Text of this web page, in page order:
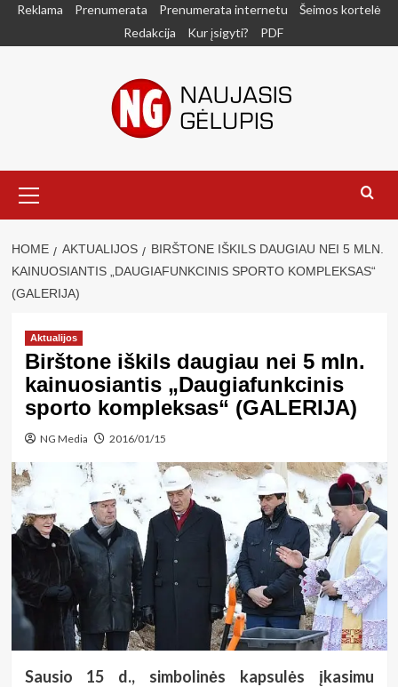
SkipReklama Prenumerata Prenumerata internetu
Šeimos kortelė
Redakcija
Kur įsigyti? PDF
Menu
HOME AKTUALIJOS
BIRŠTONE IŠKILS DAUGIAU NEI 5 MLN.
KAINUOSIANTIS „DAUGIAFUNKCINIS SPORTO KOMPLEKSAS“
(GALERIJA)
Aktualijos
Birštone iškils daugiau nei 5 mln.
kainuosiantis „Daugiafunkcinis
sporto kompleksas“ (GALERIJA)
NG Media 2016/01/15
Sausio 15 d., simbolinės kapsulės įkasimu